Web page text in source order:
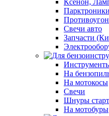
Ксенон,
Парктроники
Свечи авто
Запчасти
На
На мотокосы
Свечи
Шнуры
На мотобуры